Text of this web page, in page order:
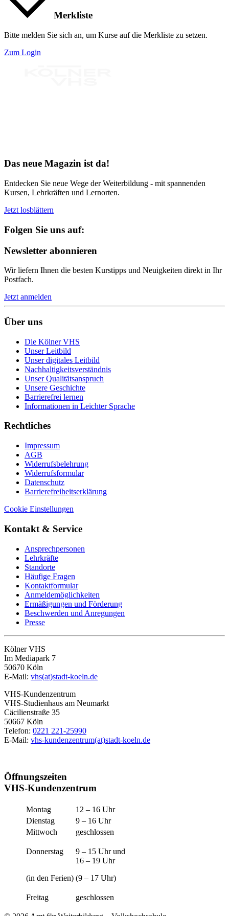
Merkliste
Bitte melden Sie sich an, um Kurse auf die Merkliste zu setzen.
Zum Login
Das neue Magazin ist da!
Entdecken Sie neue Wege der Weiterbildung - mit spannenden
Kursen, Lehrkräften und Lernorten.
Jetzt losblättern
Folgen Sie uns auf:
Newsletter abonnieren
Wir liefern Ihnen die besten Kurstipps und Neuigkeiten direkt in Ihr
Postfach.
Jetzt anmelden
Über uns
Die Kölner VHS
Unser Leitbild
Unser digitales Leitbild
Nachhaltigkeitsverständnis
Unser Qualitätsanspruch
Unsere Geschichte
Barrierefrei lernen
Informationen in Leichter Sprache
Rechtliches
Impressum
AGB
Widerrufsbelehrung
Widerrufsformular
Datenschutz
Barrierefreiheitserklärung
Cookie Einstellungen
Kontakt & Service
Ansprechpersonen
Lehrkräfte
Standorte
Häufige Fragen
Kontaktformular
Anmeldemöglichkeiten
Ermäßigungen und Förderung
Beschwerden und Anregungen
Presse
Kölner VHS
Im Mediapark 7
50670 Köln
E-Mail: vhs(at)stadt-koeln.de
VHS-Kundenzentrum
VHS-Studienhaus am Neumarkt
Cäcilienstraße 35
50667 Köln
Telefon: 0221 221-25990
E-Mail: vhs-kundenzentrum(at)stadt-koeln.de
Öffnungszeiten
VHS-Kundenzentrum
Montag
12 – 16 Uhr
Dienstag
9 – 16 Uhr
Mittwoch
geschlossen
Donnerstag
(in den Ferien)
9 – 15 Uhr und
16 – 19 Uhr
(9 – 17 Uhr)
Freitag geschlossen